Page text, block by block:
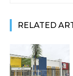
RELATED